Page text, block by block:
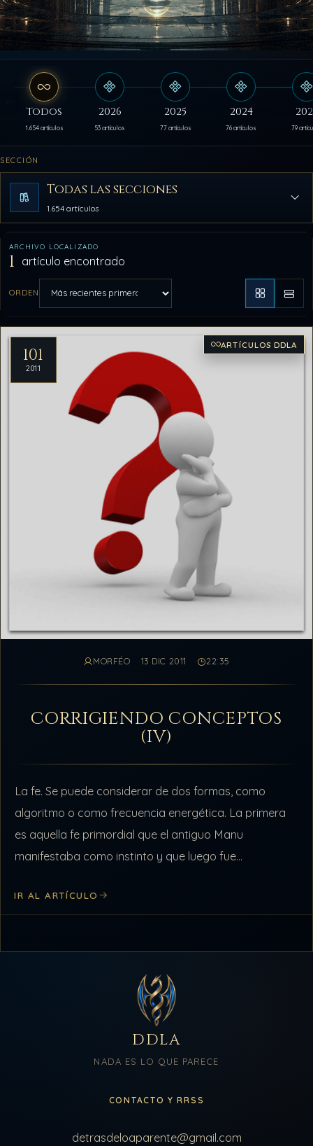
Todos
1.654 artículos
2026
53 artículos
2025
77 artículos
2024
76 artículos 79
SECCIÓN
Todas las secciones
1.654 artículos
ARCHIVO LOCALIZADO
1 artículo encontrado
ORDEN
Artículos del archivo
101
2011
ARTÍCULOS DDLA
MORFÉO 13 DIC 2011 22:35
CORRIGIENDO CONCEPTOS
(IV)
La fe. Se puede considerar de dos formas, como
algoritmo o como frecuencia energética. La primera
es aquella fe primordial que el antiguo Manu
manifestaba como instinto y que luego fue
IR AL ARTÍCULO
DDLA
NADA ES LO QUE PARECE
CONTACTO Y RRSS
detrasdeloaparente@gmail.com